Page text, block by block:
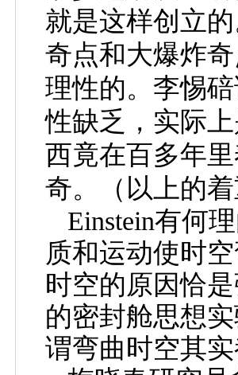
就是这样创立的
奇点和大爆炸
理性的。李惕碚
性缺乏，实际
西竟在百多年
奇。
（以上的
Einstein有何理
质和运动使时
时空的原因恰
的密封舱思想
谓弯曲时空其